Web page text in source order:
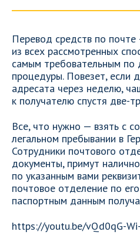
Перевод средств по
из всех рассмотренных
самым требовательным по
процедуры. Повезет, если
адресата через неделю,
к получателю спустя две-
Все, что нужно — взять с
легальном пребывании в
Сотрудники почтового
документы, примут
по указанным вами
почтовое отделение по
паспортным данным
https://youtu.be/vQd0qG-